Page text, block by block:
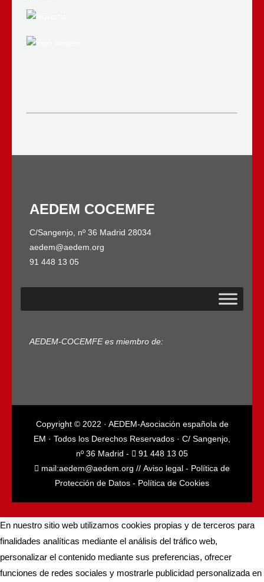
AEDEM COCEMFE
C/Sangenjo, nº 36 Madrid 28034
aedem@aedem.org
91 448 13 05
AEDEM-COCEMFE es miembro de:
Copyright © 2022 · AEDEM-Asociación española de
EM · Todos los Derechos Reservados · C/ Sangenjo,
nº 36 Madrid -
91 448 13 05
mail:aedem@aedem.org // Aviso legal - Política de
Protección de Datos - Política de Cookies
En nuestro sitio web utilizamos cookies propias y de terceros para
finalidades analíticas mediante el análisis del tráfico web,
personalizar el contenido mediante sus preferencias, ofrecer
funciones de redes sociales y mostrarle publicidad personalizada en